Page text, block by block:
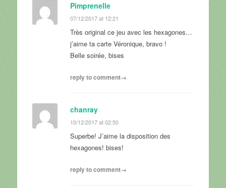
Pimprenelle
07/12/2017 at 12:21
Très original ce jeu avec les hexagones…
j’aime ta carte Véronique, bravo !
Belle soirée, bises
reply to comment→
chanray
10/12/2017 at 02:50
Superbe! J’aime la disposition des
hexagones! bises!
reply to comment→